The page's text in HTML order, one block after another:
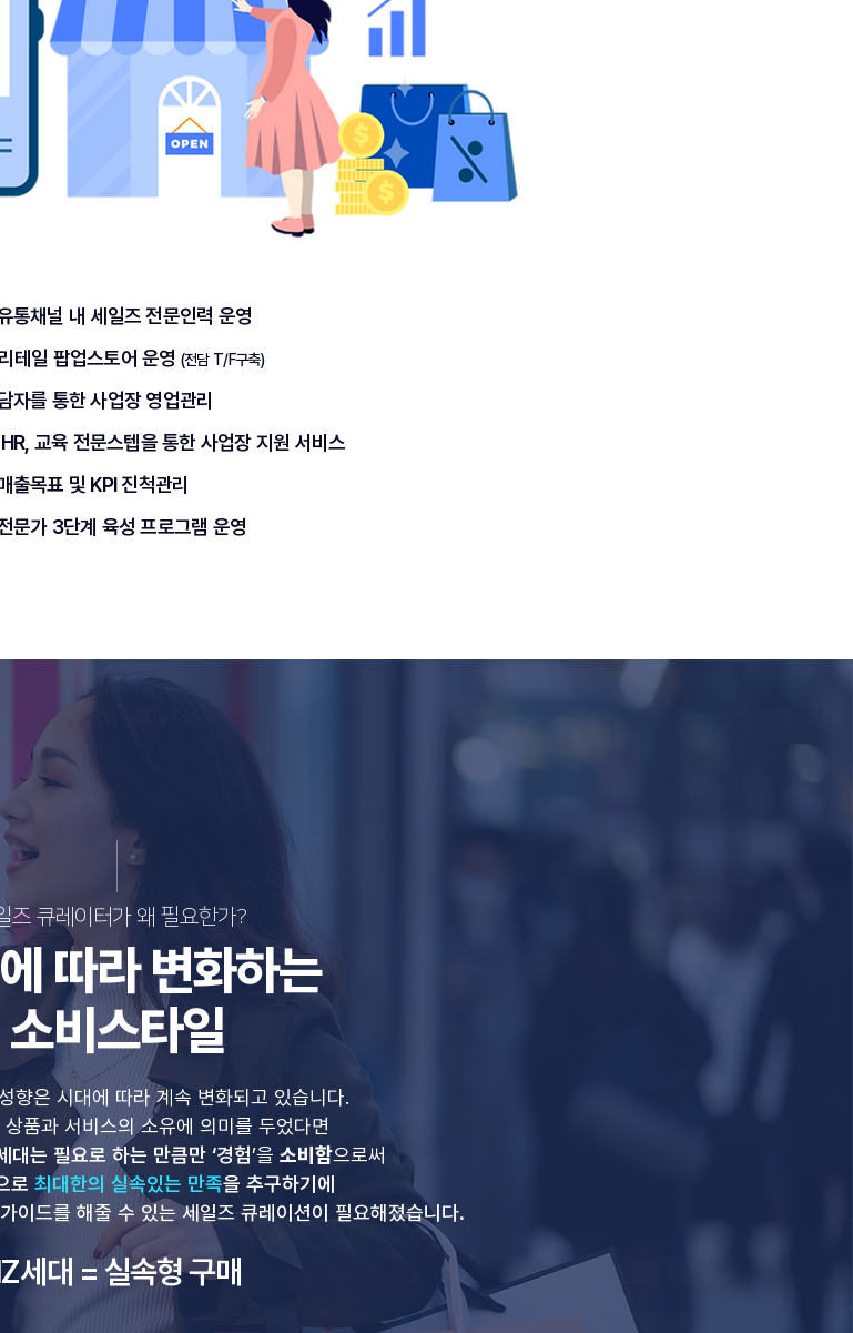
통채널 내 세일즈 전문인력 운영
테일 팝업스토어 운영 (전담 T/F구축)
자를 통한 사업장 영업관리
교육 전문스텝을 통한 사업장 지원 서비스
출목표 및 KPI 진척관리
문가 3단계 육성 프로그램 운영
즈 큐레이터가 왜 필요한가?
따라 변화하는
소비스타일
향은 시대에 따라 계속 변화되고 있습니다.
품과 서비스의 소유에 의미를 두었다면
대는 필요로 하는 만큼만 ‘경험’을 소비함으로써
로 최대한의 실속있는 만족을 추구하기에
이드를 해줄 수 있는 세일즈 큐레이션이 필요해졌습니다.
세대 = 실속형 구매